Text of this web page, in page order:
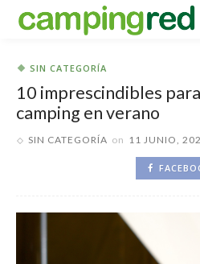
SIN CATEGORÍA
10 imprescindibles
camping en verano
SIN CATEGORÍA on 11 JUNIO,